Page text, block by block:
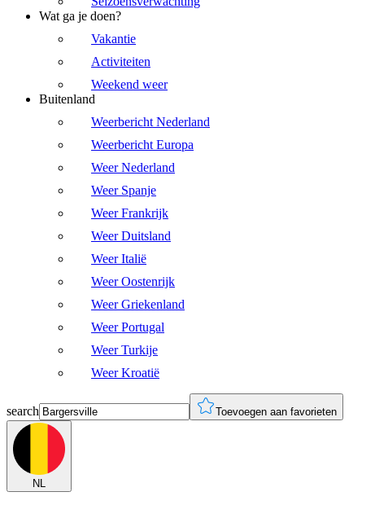
Wat ga je doen?
Vakantie
Activiteiten
Weekend weer
Buitenland
Weerbericht Nederland
Weerbericht Europa
Weer Nederland
Weer Spanje
Weer Frankrijk
Weer Duitsland
Weer Italië
Weer Oostenrijk
Weer Griekenland
Weer Portugal
Weer Turkije
Weer Kroatië
search Toevoegen aan favorieten
NL